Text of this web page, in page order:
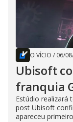
O VÍCIO / 06/
Ubisoft
franquia
Estúdio realizará
post Ubisoft
apareceu